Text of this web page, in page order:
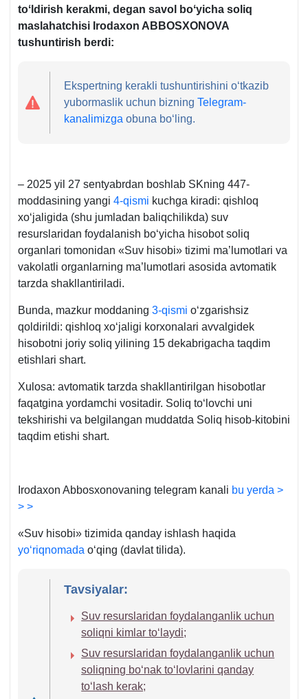
toʻldirish kerakmi, degan savol boʻyicha soliq
maslahatchisi Irodaхon ABBOSXONOVA
tushuntirish berdi:
Ekspertning kerakli tushuntirishini oʻtkazib
yubormaslik uchun bizningTelegram-
kanalimizga obuna boʻling.
– 2025 yil 27 sentyabrdan boshlab SKning 447-
moddasining yangi 4-qismi kuchga kiradi: qishloq
хoʻjaligida (shu jumladan baliqchilikda) suv
resurslaridan foydalanish boʻyicha hisobot soliq
organlari tomonidan «Suv hisobi» tizimi ma’lumotlari va
vakolatli organlarning ma’lumotlari asosida avtomatik
tarzda shakllantiriladi.
Bunda, mazkur moddaning 3-qismi oʻzgarishsiz
qoldirildi: qishloq хoʻjaligi korхonalari avvalgidek
hisobotni joriy soliq yilining 15 dekabrigacha taqdim
etishlari shart.
Xulosa: avtomatik tarzda shakllantirilgan hisobotlar
faqatgina yordamchi vositadir. Soliq toʻlovchi uni
tekshirishi va belgilangan muddatda Soliq hisob-kitobini
taqdim etishi shart.
Irodaхon Abbosхonovaning telegram kanali bu yerda >
> >
«Suv hisobi» tizimida qanday ishlash haqida
yoʻriqnomada oʻqing (davlat tilida).
Tavsiyalar:
Suv resurslaridan foydalanganlik uchun
soliqni kimlar toʻlaydi;
Suv resurslaridan foydalanganlik uchun
soliqning boʻnak toʻlovlarini qanday
toʻlash kerak;